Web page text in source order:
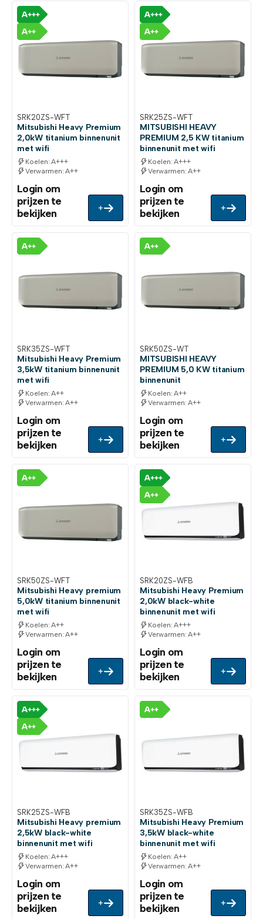
Koelen: A+++
Verwarmen: A++
SRK20ZS-WFT
Mitsubishi Heavy Premium
2,0kW titanium binnenunit
met wifi
Login om
prijzen te
bekijken
+
Koelen: A+++
Verwarmen: A++
SRK25ZS-WFT
MITSUBISHI HEAVY
PREMIUM 2,5 KW titanium
binnenunit met wifi
Login om
prijzen te
bekijken
+
Koelen: A++
Verwarmen: A++
SRK35ZS-WFT
Mitsubishi Heavy Premium
3,5kW titanium binnenunit
met wifi
Login om
prijzen te
bekijken
+
Koelen: A++
Verwarmen: A++
SRK50ZS-WT
MITSUBISHI HEAVY
PREMIUM 5,0 KW titanium
binnenunit
Login om
prijzen te
bekijken
+
Koelen: A++
Verwarmen: A++
SRK50ZS-WFT
Mitsubishi Heavy premium
5,0kW titanium binnenunit
met wifi
Login om
prijzen te
bekijken
+
Koelen: A+++
Verwarmen: A++
SRK20ZS-WFB
Mitsubishi Heavy Premium
2,0kW black-white
binnenunit met wifi
Login om
prijzen te
bekijken
+
Koelen: A+++
Verwarmen: A++
SRK25ZS-WFB
Mitsubishi Heavy premium
2,5kW black-white
binnenunit met wifi
Login om
prijzen te
bekijken
+
Koelen: A++
Verwarmen: A++
SRK35ZS-WFB
Mitsubishi Heavy Premium
3,5kW black-white
binnenunit met wifi
Login om
prijzen te
bekijken
+